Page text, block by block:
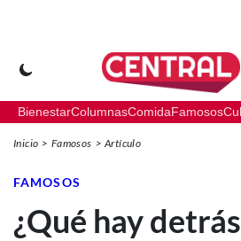
BienestarColumnasComidaFamosos
Inicio Famosos Artículo
FAMOSOS
¿Qué hay